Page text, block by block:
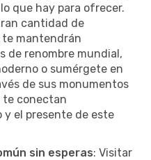
que hay para ofrecer.
cantidad de
mantendrán
de renombre mundial,
o sumérgete en
de sus monumentos
te conectan
y el presente de este
sin esperas: Visitar